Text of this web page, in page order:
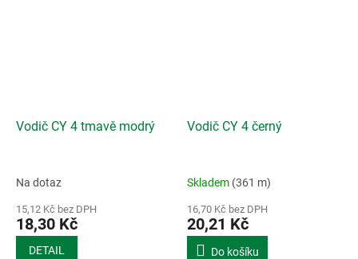
Vodič CY 4 tmavě modrý
Na dotaz
15,12 Kč bez DPH
18,30 Kč
DETAIL
Vodič CY 4 černý
Skladem (361 m)
16,70 Kč bez DPH
20,21 Kč
Do košíku